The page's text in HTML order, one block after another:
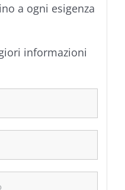
a ogni esigenza
informazioni